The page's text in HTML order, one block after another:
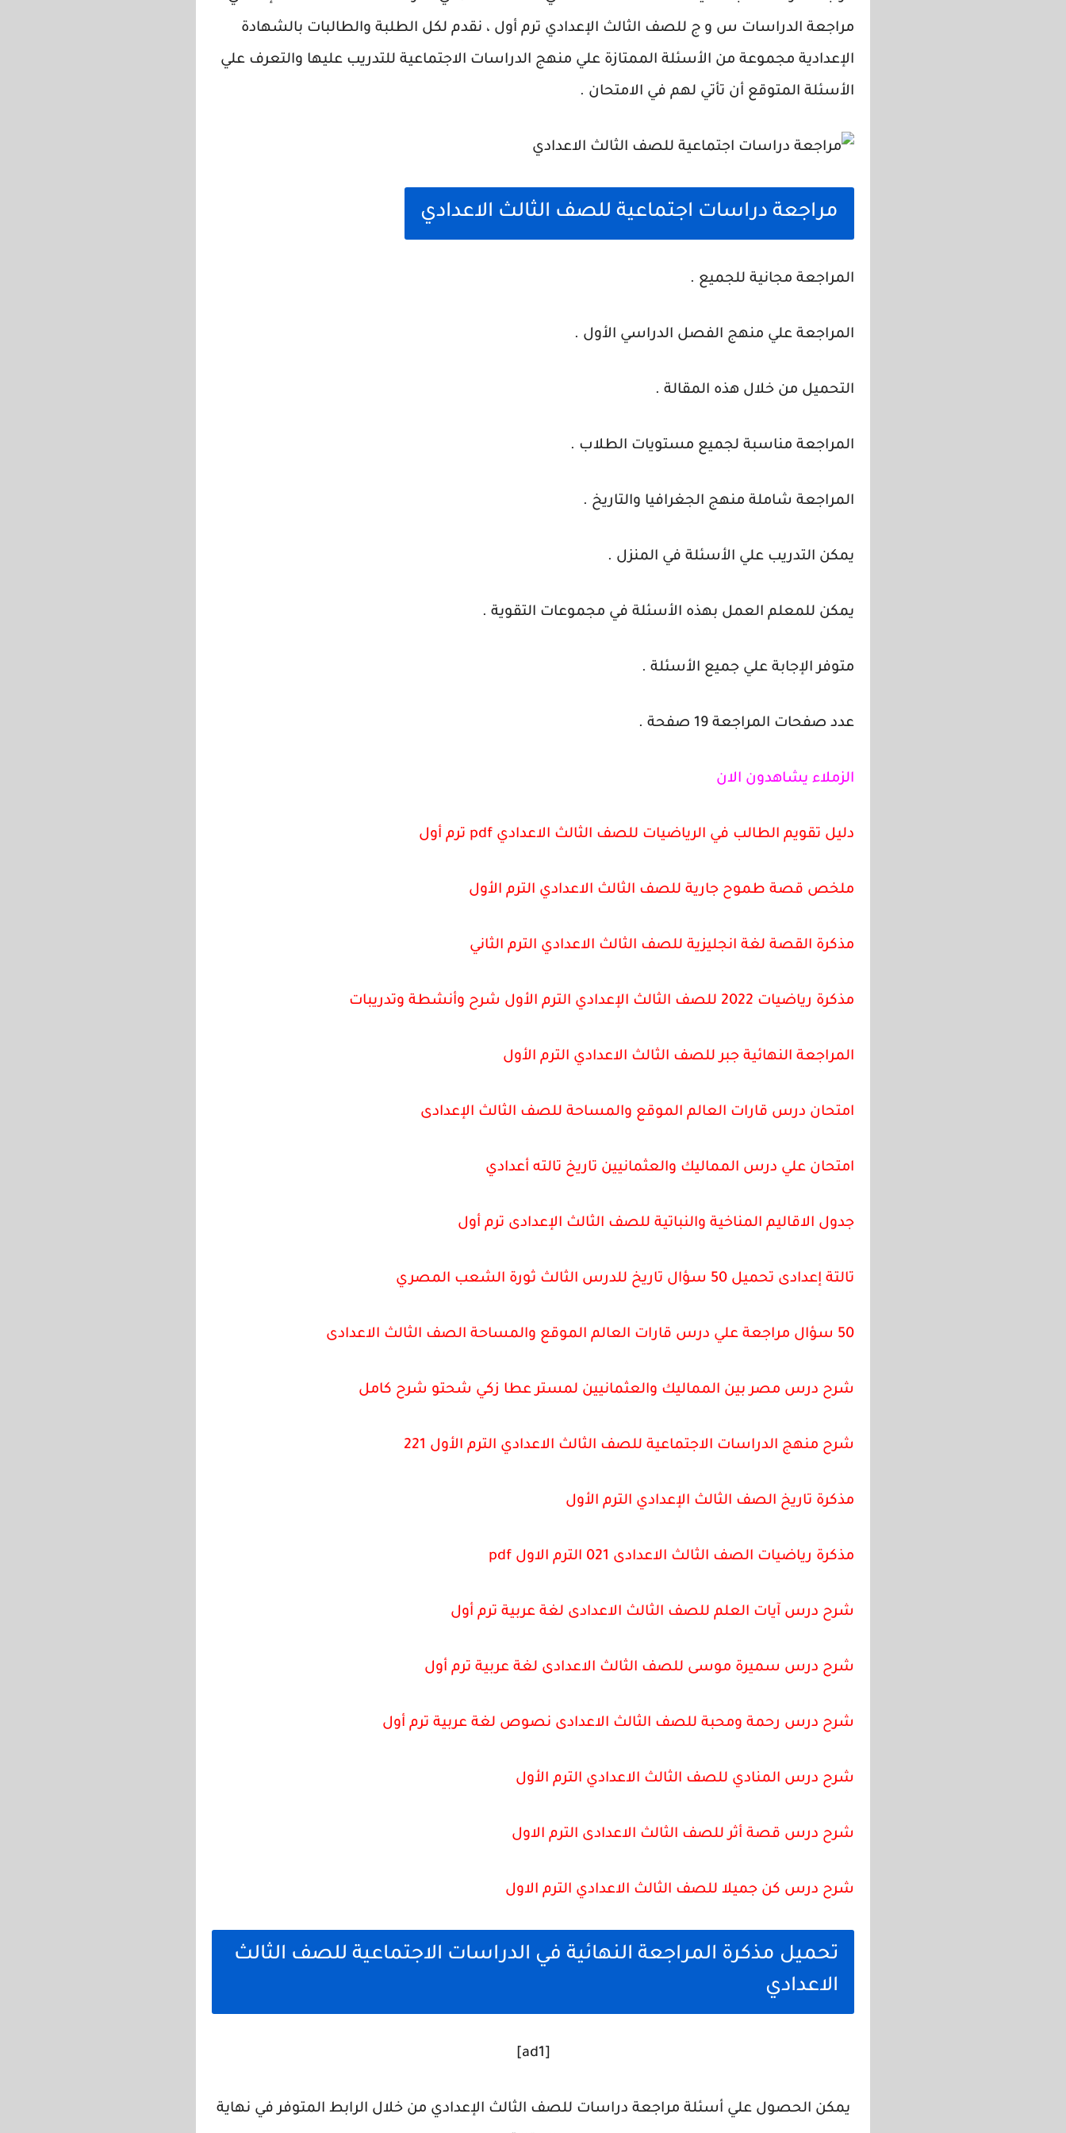
مراجعة الدراسات س و ج للصف الثالث الإعدادي ترم أول ، نقدم لكل الطلبة والطالبات بالشهادة
الإعدادية مجموعة من الأسئلة الممتازة علي منهج الدراسات الاجتماعية للتدريب عليها والتعرف علي
الأسئلة المتوقع أن تأتي لهم في الامتحان .
مراجعة دراسات اجتماعية للصف الثالث الاعدادي
المراجعة مجانية للجميع .
المراجعة علي منهج الفصل الدراسي الأول .
التحميل من خلال هذه المقالة .
المراجعة مناسبة لجميع مستويات الطلاب .
المراجعة شاملة منهج الجغرافيا والتاريخ .
يمكن التدريب علي الأسئلة في المنزل .
يمكن للمعلم العمل بهذه الأسئلة في مجموعات التقوية .
متوفر الإجابة علي جميع الأسئلة .
عدد صفحات المراجعة 19 صفحة .
الزملاء يشاهدون الان
دليل تقويم الطالب في الرياضيات للصف الثالث الاعدادي pdf ترم أول
ملخص قصة طموح جارية للصف الثالث الاعدادي الترم الأول
مذكرة القصة لغة انجليزية للصف الثالث الاعدادي الترم الثاني
مذكرة رياضيات 2022 للصف الثالث الإعدادي الترم الأول شرح وأنشطة وتدريبات
المراجعة النهائية جبر للصف الثالث الاعدادي الترم الأول
امتحان درس قارات العالم الموقع والمساحة للصف الثالث الإعدادى
امتحان علي درس المماليك والعثمانيين تاريخ تالته أعدادي
جدول الاقاليم المناخية والنباتية للصف الثالث الإعدادى ترم أول
تالتة إعدادى تحميل 50 سؤال تاريخ للدرس الثالث ثورة الشعب المصري
50 سؤال مراجعة علي درس قارات العالم الموقع والمساحة الصف الثالث الاعدادى
شرح درس مصر بين المماليك والعثمانيين لمستر عطا زكي شحتو شرح كامل
شرح منهج الدراسات الاجتماعية للصف الثالث الاعدادي الترم الأول 221
مذكرة تاريخ الصف الثالث الإعدادي الترم الأول
مذكرة رياضيات الصف الثالث الاعدادى 021 الترم الاول pdf
شرح درس آيات العلم للصف الثالث الاعدادى لغة عربية ترم أول
شرح درس سميرة موسى للصف الثالث الاعدادى لغة عربية ترم أول
شرح درس رحمة ومحبة للصف الثالث الاعدادى نصوص لغة عربية ترم أول
شرح درس المنادي للصف الثالث الاعدادي الترم الأول
شرح درس قصة أثر للصف الثالث الاعدادى الترم الاول
شرح درس كن جميلا للصف الثالث الاعدادي الترم الاول
تحميل مذكرة المراجعة النهائية في الدراسات الاجتماعية للصف الثالث
الاعدادي
[ad1]
يمكن الحصول علي أسئلة مراجعة دراسات للصف الثالث الإعدادي من خلال الرابط المتوفر في نهاية